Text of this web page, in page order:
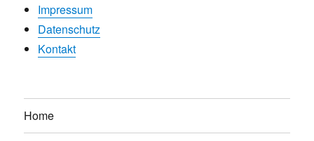
Impressum
Datenschutz
Kontakt
Home